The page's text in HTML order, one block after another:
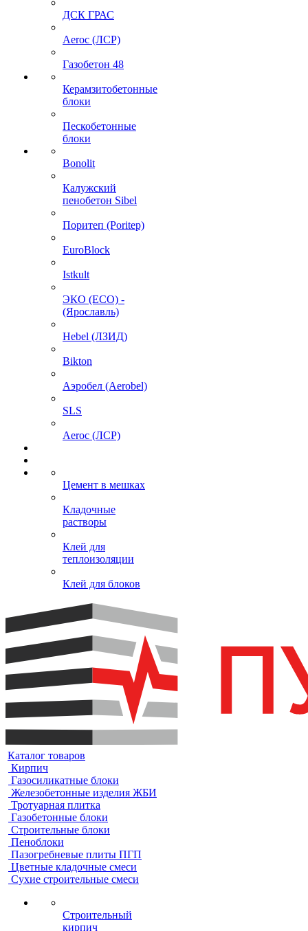
ДСК ГРАС
Aeroc (ЛСР)
Газобетон 48
Керамзитобетонные
блоки
Пескобетонные
блоки
Bonolit
Калужский
пенобетон Sibel
Поритеп (Poritep)
EuroBlock
Istkult
ЭКО (ECO) -
(Ярославль)
Hebel (ЛЗИД)
Bikton
Аэробел (Aerobel)
SLS
Aeroc (ЛСР)
Цемент в мешках
Кладочные
растворы
Клей для
теплоизоляции
Клей для блоков
Каталог товаров
Кирпич
Газосиликатные блоки
Железобетонные изделия ЖБИ
Тротуарная плитка
Газобетонные блоки
Строительные блоки
Пеноблоки
Пазогребневые плиты ПГП
Цветные кладочные смеси
Сухие строительные смеси
Строительный
кирпич